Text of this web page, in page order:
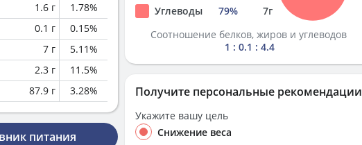
1.6 г 1.78%
0.1 г 0.15%
7 г 5.11%
2.3 г 11.5%
87.9 г 3.28%
питания
Углеводы
79% 7г
Соотношение белков, жиров и углеводов
1 : 0.1 : 4.4
Получите персональные рекомендации
Укажите вашу цель
Снижение веса